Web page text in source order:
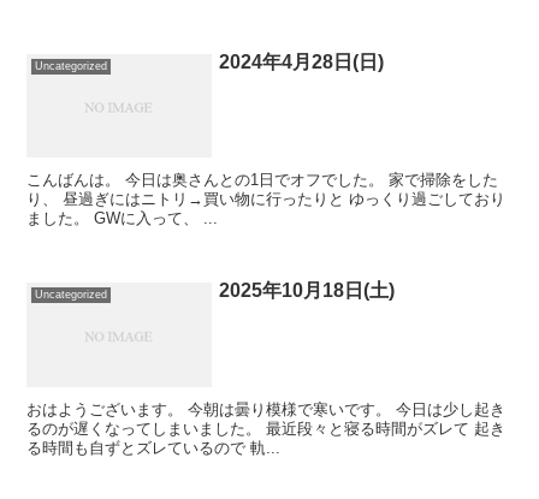
Uncategorized 2024年4月28日(日)
こんばんは。 今日は奥さんとの1日でオフでした。 家で掃除をした
り、 昼過ぎにはニトリ→買い物に行ったりと ゆっくり過ごしており
ました。 GWに入って、 ...
Uncategorized 2025年10月18日(土)
おはようございます。 今朝は曇り模様で寒いです。 今日は少し起き
るのが遅くなってしまいました。 最近段々と寝る時間がズレて 起き
る時間も自ずとズレているので 軌...